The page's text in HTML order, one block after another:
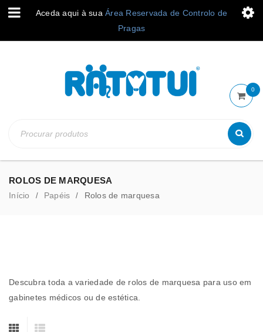
Aceda aqui à sua Área Reservada de Controlo de
Pragas
0
ROLOS DE MARQUESA
Início / Papéis / Rolos de marquesa
Descubra toda a variedade de rolos de marquesa para uso em
gabinetes médicos ou de estética.